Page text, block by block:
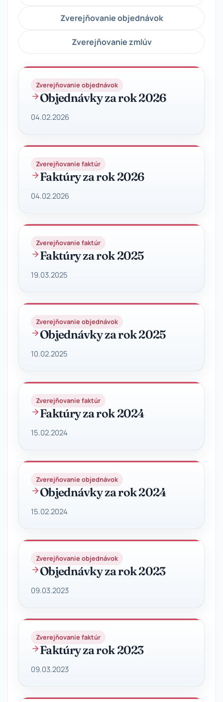
Zverejňovanie objednávok
Zverejňovanie zmlúv
Zverejňovanie objednávok
Objednávky za rok 2026
04.02.2026
Zverejňovanie faktúr
Faktúry za rok 2026
04.02.2026
Zverejňovanie faktúr
Faktúry za rok 2025
19.03.2025
Zverejňovanie objednávok
Objednávky za rok 2025
10.02.2025
Zverejňovanie faktúr
Faktúry za rok 2024
15.02.2024
Zverejňovanie objednávok
Objednávky za rok 2024
15.02.2024
Zverejňovanie objednávok
Objednávky za rok 2023
09.03.2023
Zverejňovanie faktúr
Faktúry za rok 2023
09.03.2023